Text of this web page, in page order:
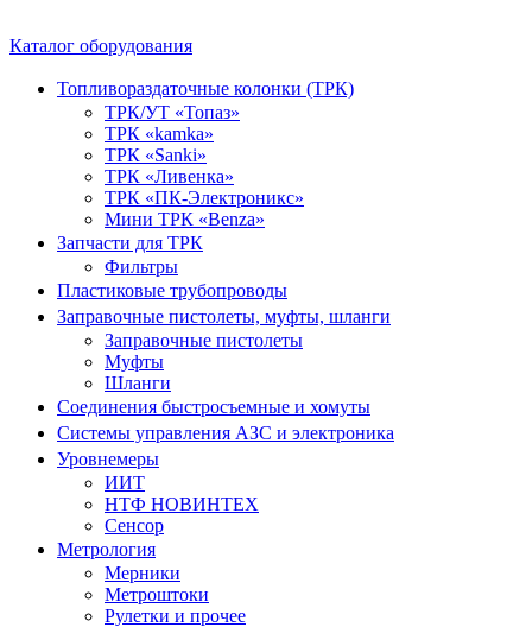
Каталог оборудования
Топливораздаточные колонки (ТРК)
ТРК/УТ «Топаз»
ТРК «kamka»
ТРК «Sanki»
ТРК «Ливенка»
ТРК «ПК-Электроникс»
Мини ТРК «Benza»
Запчасти для ТРК
Фильтры
Пластиковые трубопроводы
Заправочные пистолеты, муфты, шланги
Заправочные пистолеты
Муфты
Шланги
Соединения быстросъемные и хомуты
Системы управления АЗС и электроника
Уровнемеры
ИИТ
НТФ НОВИНТЕХ
Сенсор
Метрология
Мерники
Метроштоки
Рулетки и прочее